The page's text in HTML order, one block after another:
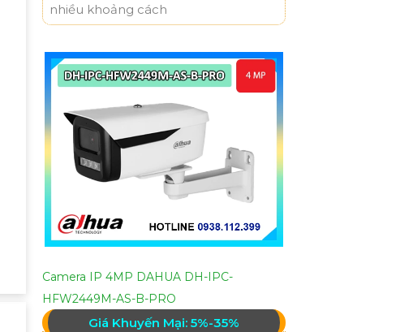
nhiều khoảng cách
Camera IP 4MP DAHUA DH-IPC-
HFW2449M-AS-B-PRO
Giá Khuyến Mại: 5%-35%